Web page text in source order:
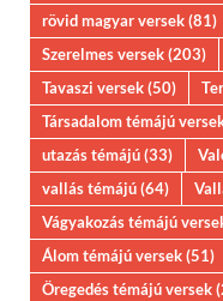
rövid magyar versek(81)
Szerelmes versek(203)
Tavaszi versek(50)
Társadalom témájú
utazás témájú(33)
vallás témájú(64)
Vágyakozás témájú
Álom témájú versek(51)
Öregedés témájú versek